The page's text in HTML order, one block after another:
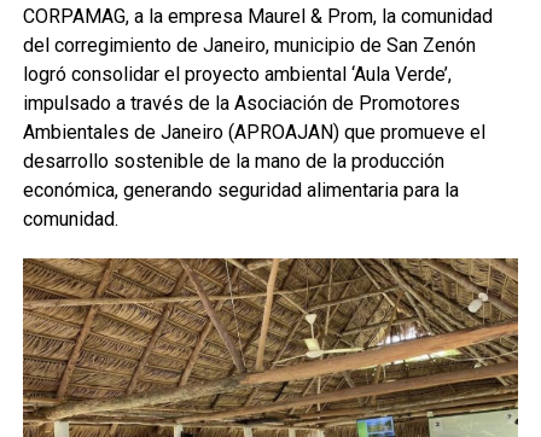
CORPAMAG, a la empresa Maurel & Prom, la comunidad
del corregimiento de Janeiro, municipio de San Zenón
logró consolidar el proyecto ambiental ‘Aula Verde’,
impulsado a través de la Asociación de Promotores
Ambientales de Janeiro (APROAJAN) que promueve el
desarrollo sostenible de la mano de la producción
económica, generando seguridad alimentaria para la
comunidad.